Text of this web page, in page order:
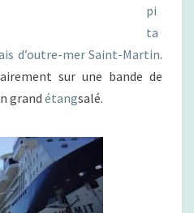
N
)
pi
ta
d’outre-mer Saint-Martin.
sur une bande de
grand étangsalé.